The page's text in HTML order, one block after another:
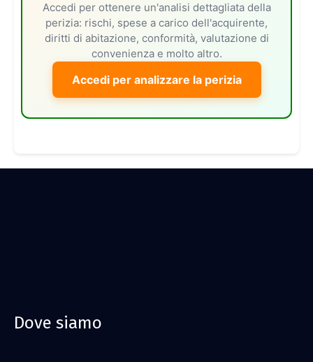
Accedi per ottenere un'analisi dettagliata della
perizia: rischi, spese a carico dell'acquirente,
diritti di abitazione, conformità, valutazione di
convenienza e molto altro.
Accedi per analizzare la perizia
Dove siamo